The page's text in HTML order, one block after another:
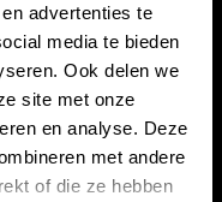
advertenties te
media te bieden
Ook delen we
site met onze
en analyse. Deze
met andere
of die ze hebben
van Lelystad en
6